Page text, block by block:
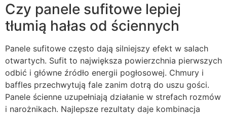
Czy panele sufitowe lepiej
tłumią hałas od ściennych
Panele sufitowe często dają silniejszy efekt w salach
otwartych. Sufit to największa powierzchnia pierwszych
odbić i główne źródło energii pogłosowej. Chmury i
baffles przechwytują fale zanim dotrą do uszu gości.
Panele ścienne uzupełniają działanie w strefach rozmów
i narożnikach. Najlepsze rezultaty daje kombinacja